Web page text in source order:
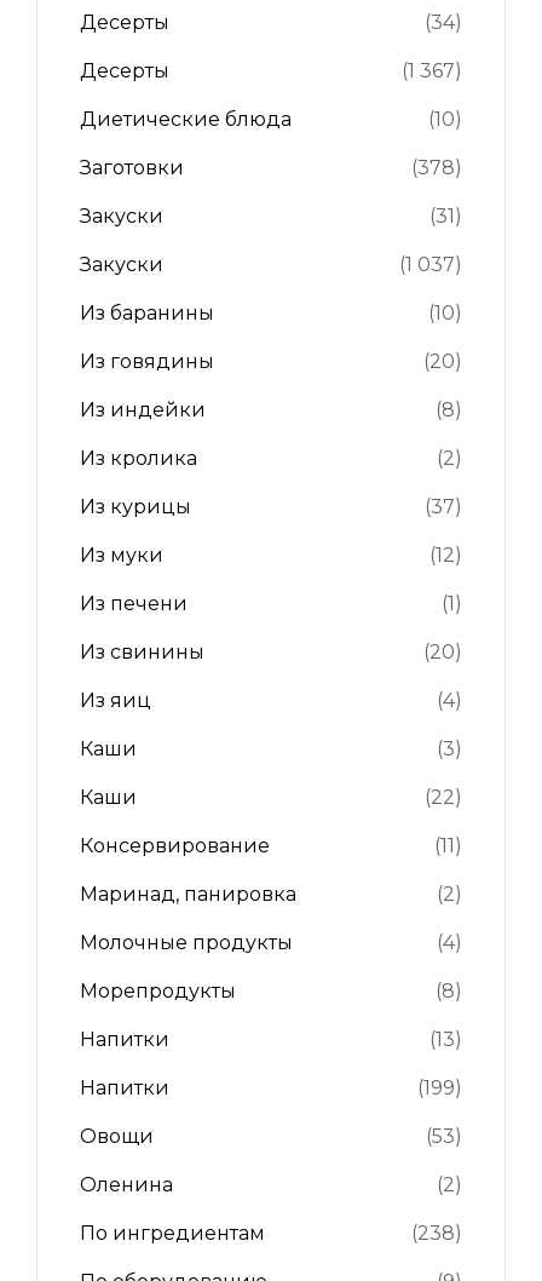
Десерты (34)
Десерты (1 367)
Диетические блюда (10)
Заготовки (378)
Закуски (31)
Закуски (1 037)
Из баранины (10)
Из говядины (20)
Из индейки (8)
Из кролика (2)
Из курицы (37)
Из муки (12)
Из печени (1)
Из свинины (20)
Из яиц (4)
Каши (3)
Каши (22)
Консервирование (11)
Маринад, панировка (2)
Молочные продукты (4)
Морепродукты (8)
Напитки (13)
Напитки (199)
Овощи (53)
Оленина (2)
По ингредиентам (238)